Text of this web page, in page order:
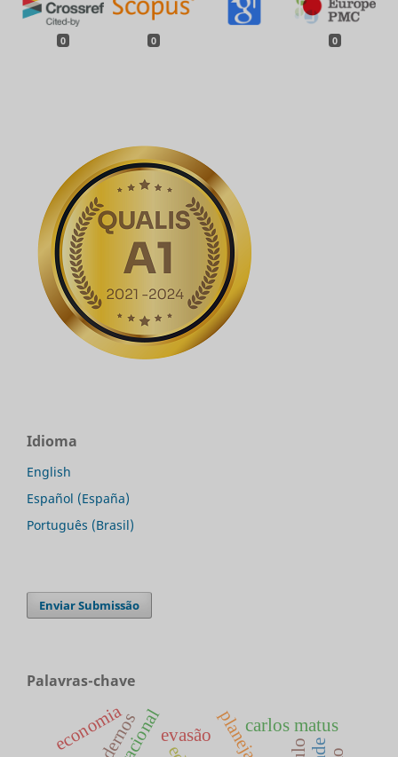
0 0 0
Idioma
English
Español (España)
Português (Brasil)
Enviar Submissão
Palavras-chave
carlos matus
economia evasão